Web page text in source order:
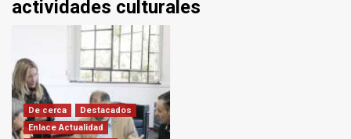
actividades culturales
De cerca
Destacados
Enlace Actualidad